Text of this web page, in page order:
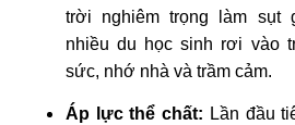
trời nghiêm trọng làm sụt
nhiều du học sinh rơi vào
sức, nhớ nhà và trầm cảm.
Áp lực thể chất: Lần đầu